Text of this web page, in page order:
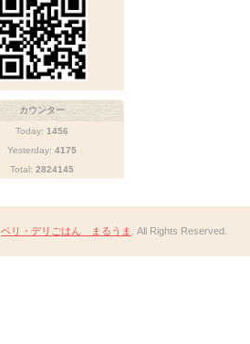
カウンター
Today: 1456
Yesterday: 4175
Total: 2824145
ベリ・デリごはん まるうま . All Rights Reserved.